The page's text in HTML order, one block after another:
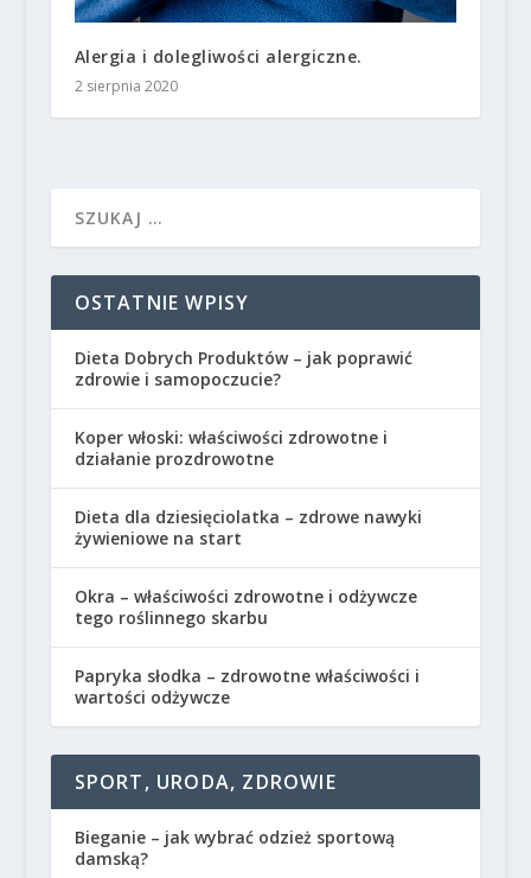
Alergia i dolegliwości alergiczne.
2 sierpnia 2020
OSTATNIE WPISY
Dieta Dobrych Produktów – jak poprawić
zdrowie i samopoczucie?
Koper włoski: właściwości zdrowotne i
działanie prozdrowotne
Dieta dla dziesięciolatka – zdrowe nawyki
żywieniowe na start
Okra – właściwości zdrowotne i odżywcze
tego roślinnego skarbu
Papryka słodka – zdrowotne właściwości i
wartości odżywcze
SPORT, URODA, ZDROWIE
Bieganie – jak wybrać odzież sportową
damską?